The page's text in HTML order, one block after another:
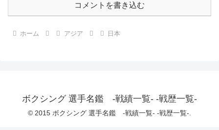
コメントを書き込む
ホーム アジア 日本
ボクシング 選手名鑑 -戦績一覧- -戦歴一覧-
© 2015 ボクシング 選手名鑑 -戦績一覧- -戦歴一覧-.